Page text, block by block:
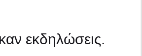
εκδηλώσεις.